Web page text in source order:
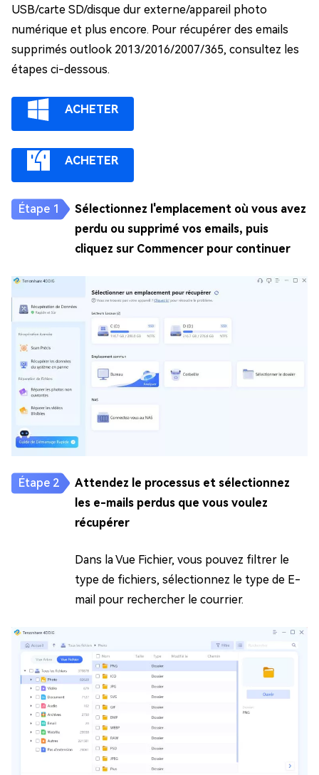
USB/carte SD/disque dur externe/appareil photo
numérique et plus encore. Pour récupérer des emails
supprimés outlook 2013/2016/2007/365, consultez les
étapes ci-dessous.
ACHETER
ACHETER
Sélectionnez l'emplacement où vous avez
perdu ou supprimé vos emails, puis
cliquez sur Commencer pour continuer
Attendez le processus et sélectionnez
les e-mails perdus que vous voulez
récupérer
Dans la Vue Fichier, vous pouvez filtrer le
type de fichiers, sélectionnez le type de E-
mail pour rechercher le courrier.